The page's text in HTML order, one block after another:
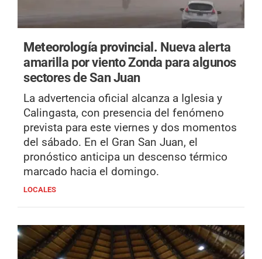
Meteorología provincial. Nueva alerta
amarilla por viento Zonda para algunos
sectores de San Juan
La advertencia oficial alcanza a Iglesia y
Calingasta, con presencia del fenómeno
prevista para este viernes y dos momentos
del sábado. En el Gran San Juan, el
pronóstico anticipa un descenso térmico
marcado hacia el domingo.
LOCALES